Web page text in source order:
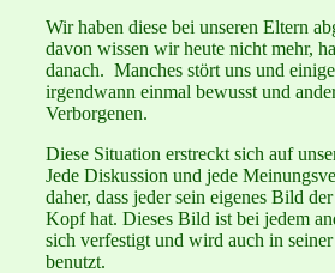
Wir haben diese bei unseren Eltern
davon wissen wir heute nicht mehr,
danach. Manches stört uns und
irgendwann einmal bewusst und
Verborgenen.
Diese Situation erstreckt sich auf
Jede Diskussion und jede
daher, dass jeder sein eigenes Bild
Kopf hat. Dieses Bild ist bei jedem
sich verfestigt und wird auch in
benutzt.